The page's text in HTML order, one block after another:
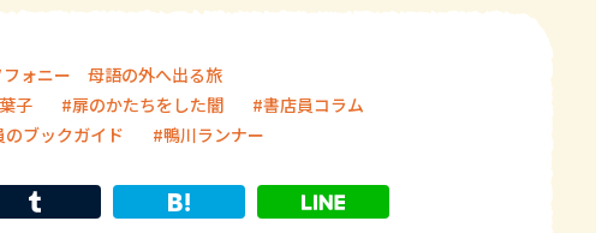
フォニー 母語の外へ出る旅
子
扉のかたちをした闇
書店員コラム
ブックガイド
鴨川ランナー